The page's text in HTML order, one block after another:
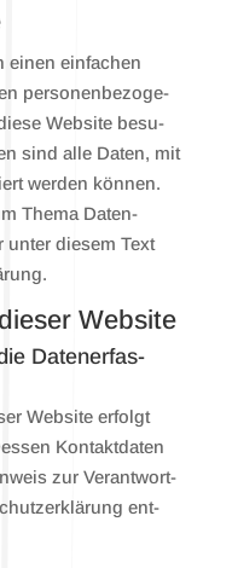
einen ein­fa­chen
per­so­nen­be­zo­ge­
Web­site besu­
sind alle Daten, mit
wer­den kön­nen.
The­ma Daten­
unter die­sem Text
Web­site
Daten­er­fas­
Web­site erfolgt
Kon­takt­da­ten
zur Ver­ant­wort­
ent­